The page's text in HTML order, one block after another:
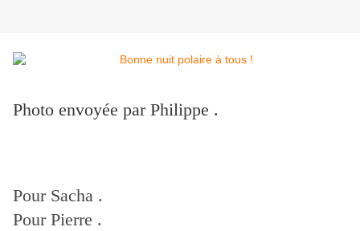
Photo envoyée par Philippe .
Pour Sacha .
Pour Pierre .